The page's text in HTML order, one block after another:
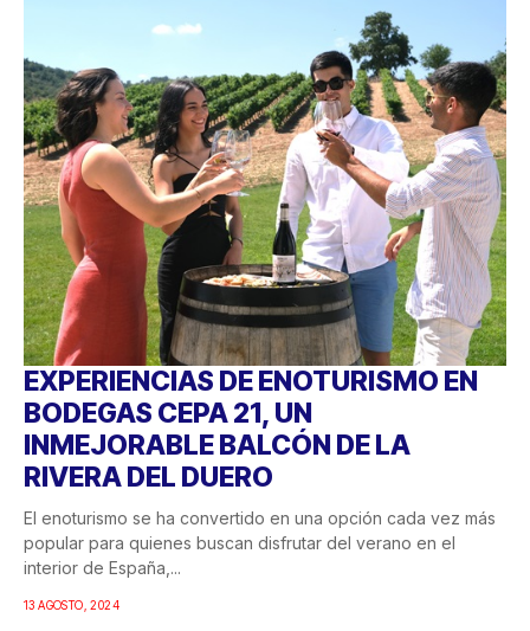
EXPERIENCIAS DE ENOTURISMO EN
BODEGAS CEPA 21, UN
INMEJORABLE BALCÓN DE LA
RIVERA DEL DUERO
El enoturismo se ha convertido en una opción cada vez más
popular para quienes buscan disfrutar del verano en el
interior de España,...
13 AGOSTO, 2024